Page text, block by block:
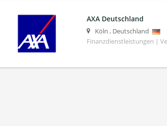
AXA Deutschland
Köln , Deutschland
Finanzdienstleistungen |